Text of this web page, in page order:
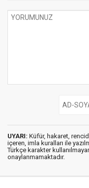
UYARI: Küfür, hakaret,
içeren, imla kuralları ile
Türkçe karakter
onaylanmamaktadır.